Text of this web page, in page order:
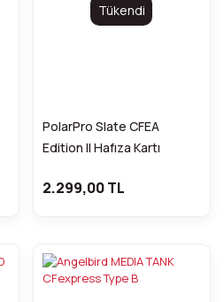
Tükendi
PolarPro Slate CFEA
Edition II Hafıza Kartı
2.299,00 TL